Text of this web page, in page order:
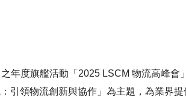
年度旗艦活動「2025 LSCM 物流高峰會
引領物流創新與協作」為主題，為業界